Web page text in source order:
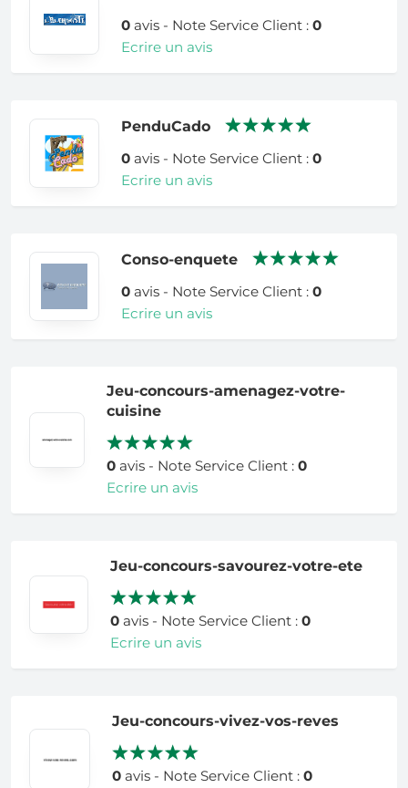
0avis - Note Service Client : 0
Ecrire un avis
PenduCado
0avis - Note Service Client : 0
Ecrire un avis
Conso-enquete
0avis - Note Service Client : 0
Ecrire un avis
Jeu-concours-amenagez-votre-
cuisine
0 avis - Note Service Client :0
Ecrire un avis
Jeu-concours-savourez-votre-ete
0avis - Note Service Client : 0
Ecrire un avis
Jeu-concours-vivez-vos-reves
0 avis - Note Service Client :0